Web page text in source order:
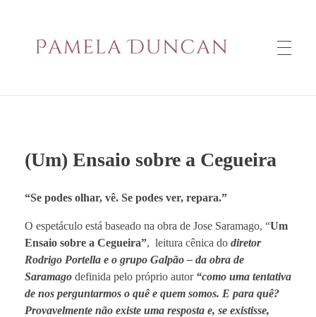
(Um) Ensaio sobre a Cegueira
“Se podes olhar, vê. Se podes ver, repara.”
O espetáculo está baseado na obra de Jose Saramago, “Um
Ensaio sobre a Cegueira”, leitura cênica do diretor
Rodrigo Portella e o grupo Galpão – da obra de
Saramago definida pelo próprio autor “como uma tentativa
de nos perguntarmos o quê e quem somos. E para quê?
Provavelmente não existe uma resposta e, se existisse,